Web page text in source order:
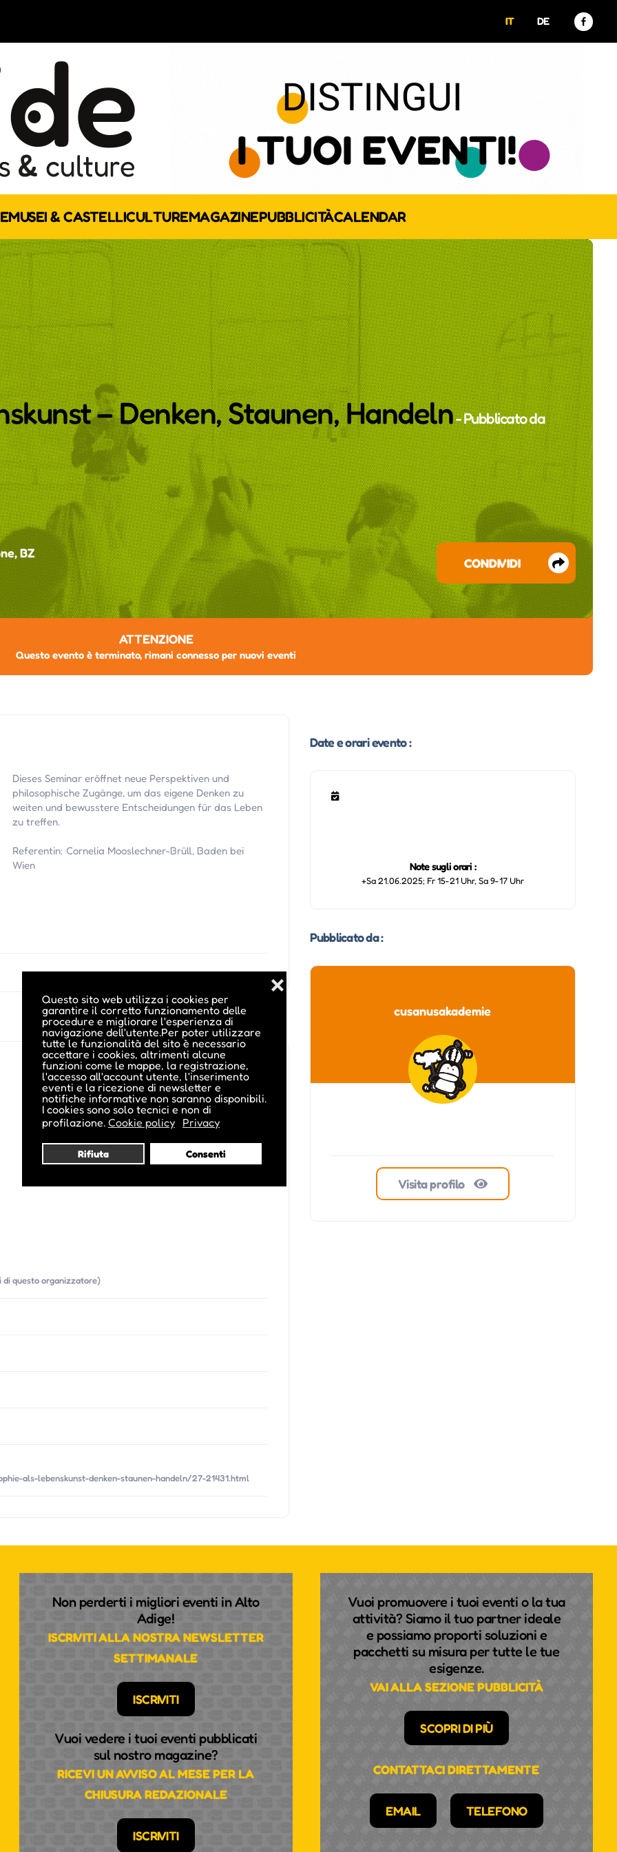
Questo sito web utilizza i cookies per
garantire il corretto funzionamento delle
procedure e migliorare l'esperienza di
navigazione dell'utente.Per poter utilizzare
tutte le funzionalità del sito è necessario
accettare i cookies, altrimenti alcune
funzioni come le mappe, la registrazione,
l'accesso all'account utente, l'inserimento
eventi e la ricezione di newsletter e
notifiche informative non saranno disponibili.
I cookies sono solo tecnici e non di
profilazione. Cookie policy Privacy
Rifiuta Consenti
❌
IT DE
MUSEI & CASTELLICULTUREMAGAZINEPUBBLICITÀCALENDAR
– Denken, Staunen, Handeln- Pubblicato da
BZ
CONDIVIDI
ATTENZIONE
Questo evento è terminato, rimani connesso per nuovi eventi
Dieses Seminar eröffnet neue Perspektiven und
philosophische Zugänge, um das eigene Denken zu
weiten und bewusstere Entscheidungen für das Leben
zu treffen.
Referentin: Cornelia Mooslechner-Brüll, Baden bei
Wien
di questo organizzatore)
als-lebenskunst-denken-staunen-handeln/27-21431.html
Date e orari evento :
Note sugli orari :
+Sa 21.06.2025; Fr 15-21 Uhr, Sa 9-17 Uhr
Pubblicato da :
cusanusakademie
Visita profilo
Non perderti i migliori eventi in Alto
Adige!
ISCRIVITI ALLA NOSTRA NEWSLETTER
SETTIMANALE
ISCRIVITI
Vuoi vedere i tuoi eventi pubblicati
sul nostro magazine?
RICEVI UN AVVISO AL MESE PER LA
CHIUSURA REDAZIONALE
ISCRIVITI
Vuoi promuovere i tuoi eventi o la tua
attività? Siamo il tuo partner ideale
e possiamo proporti soluzioni e
pacchetti su misura per tutte le tue
esigenze.
VAI ALLA SEZIONE PUBBLICITÀ
SCOPRI DI PIÙ
CONTATTACI DIRETTAMENTE
EMAIL TELEFONO